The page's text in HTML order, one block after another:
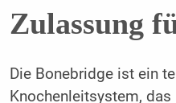
Zulassung
Die Bonebridge ist ein
Knochenleitsystem,